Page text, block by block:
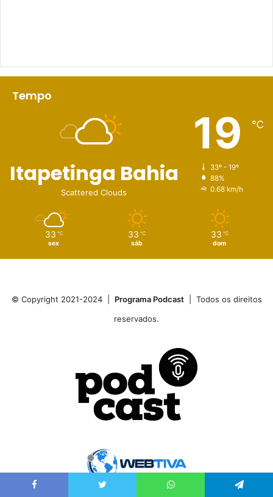
Tempo
Itapetinga Bahia
Scattered Clouds
19 ℃
33º - 19º
88%
0.68 km/h
33 ℃
sex
33 ℃
sáb
33 ℃
dom
© Copyright 2021-2024 | Programa Podcast| Todos os direitos
reservados.